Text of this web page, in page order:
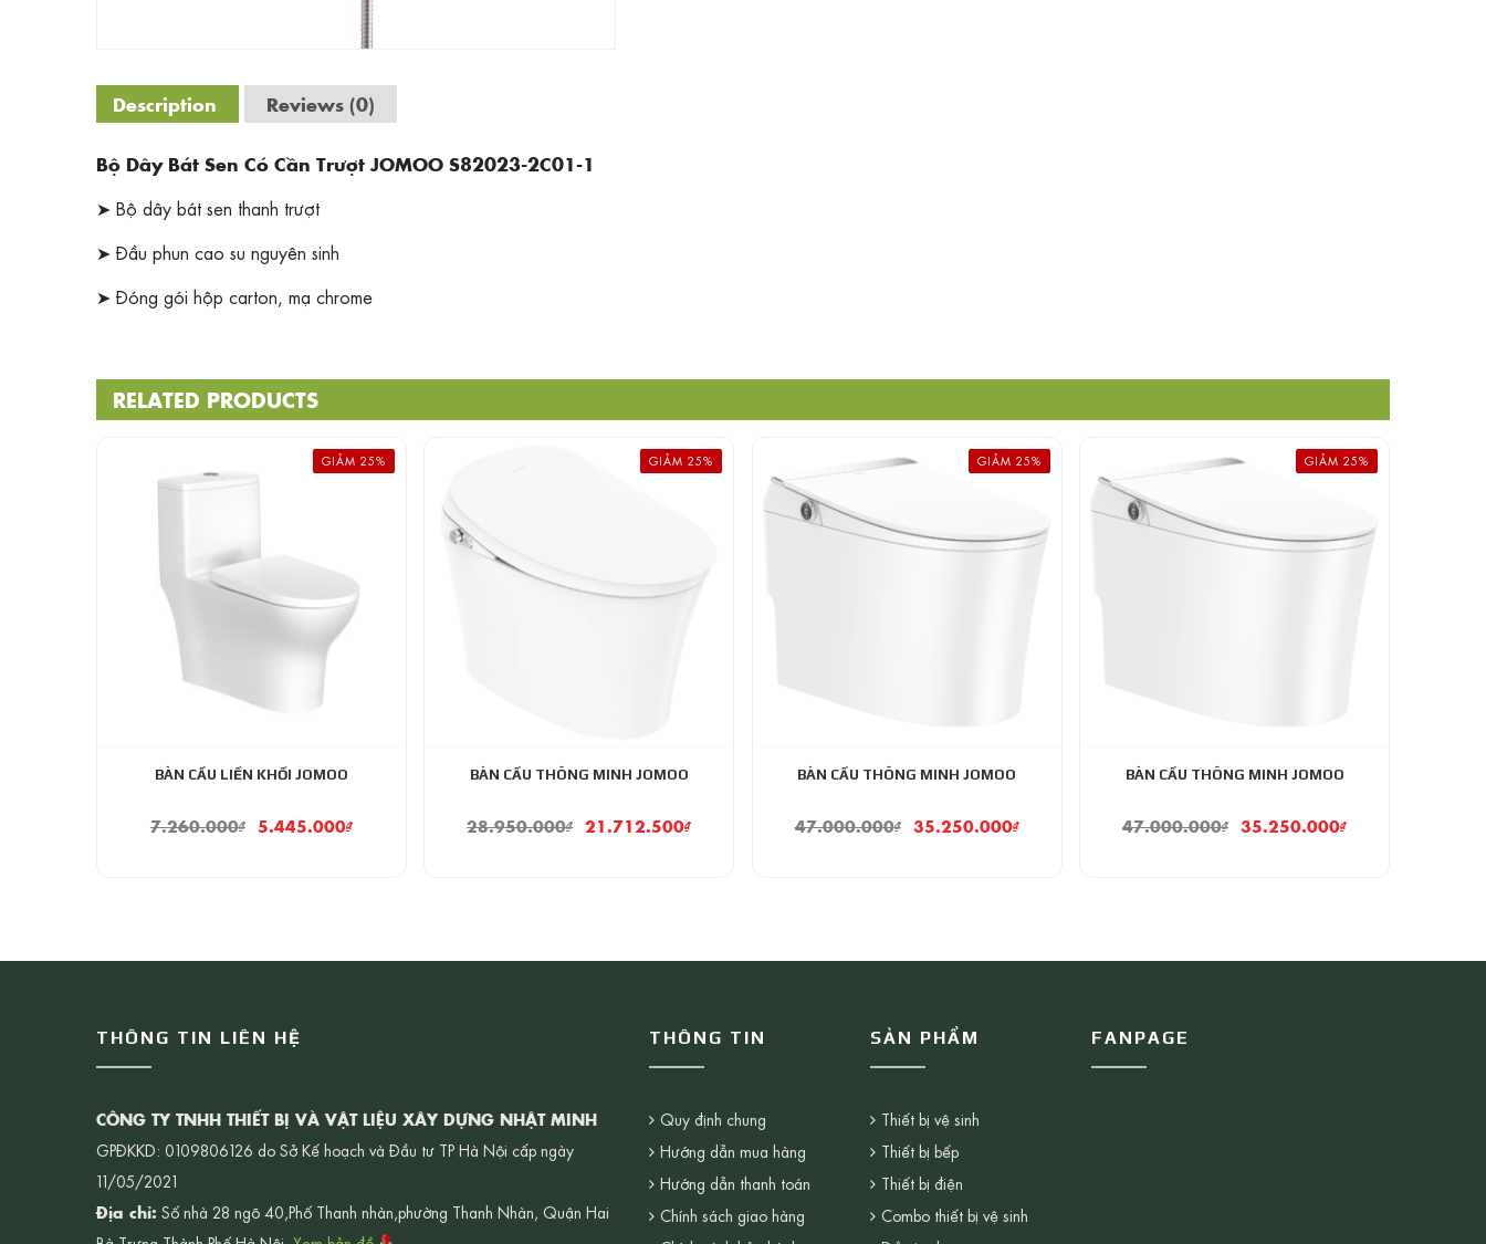
Description Reviews (0)
Bộ Dây Bát Sen Có Cần Trượt JOMOO S82023-2C01-1
➤ Bộ dây bát sen thanh trượt
➤ Đầu phun cao su nguyên sinh
➤ Đóng gói hộp carton, mạ chrome
RELATED PRODUCTS
GIẢM 25%
BÀN CẦU LIỀN KHỐI JOMOO
7.260.000₫ 5.445.000₫
GIẢM 25%
BÀN CẦU THÔNG MINH JOMOO
28.950.000₫ 21.712.500₫
GIẢM 25%
BÀN CẦU THÔNG MINH JOMOO
47.000.000₫ 35.250.000₫
GIẢM 25%
BÀN CẦU THÔNG MINH JOMOO
47.000.000₫ 35.250.000₫
THÔNG TIN LIÊN HỆ
CÔNG TY TNHH THIẾT BỊ VÀ VẬT LIỆU XÂY DỰNG NHẬT MINH
GPĐKKD: 0109806126 do Sở Kế hoạch và Đầu tư TP Hà Nội cấp ngày
11/05/2021
Địa chỉ: Số nhà 28 ngõ 40,Phố Thanh nhàn,phường Thanh Nhàn, Quận Hai
THÔNG TIN
Quy định chung
Hướng dẫn mua hàng
Hướng dẫn thanh toán
Chính sách giao hàng
SẢN PHẨM
Thiết bị vệ sinh
Thiết bị bếp
Thiết bị điện
Combo thiết bị vệ sinh
FANPAGE